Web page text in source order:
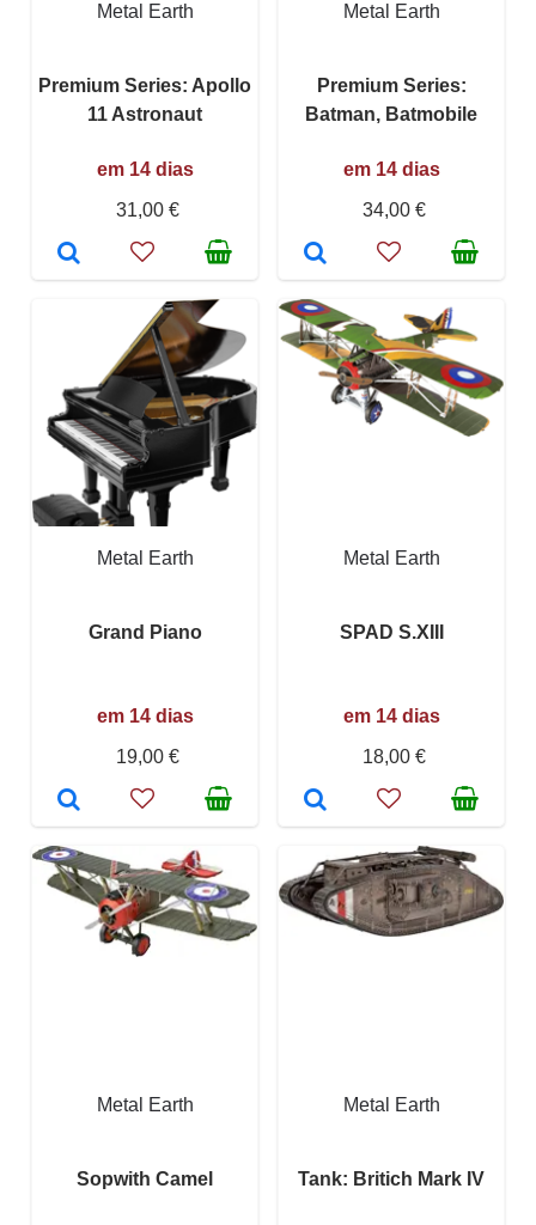
Metal Earth
Premium Series: Apollo
11 Astronaut
em 14 dias
31,00 €
Metal Earth
Premium Series:
Batman, Batmobile
em 14 dias
34,00 €
Metal Earth
Grand Piano
em 14 dias
19,00 €
Metal Earth
SPAD S.XIII
em 14 dias
18,00 €
Metal Earth
Sopwith Camel
Metal Earth
Tank: Britich Mark IV